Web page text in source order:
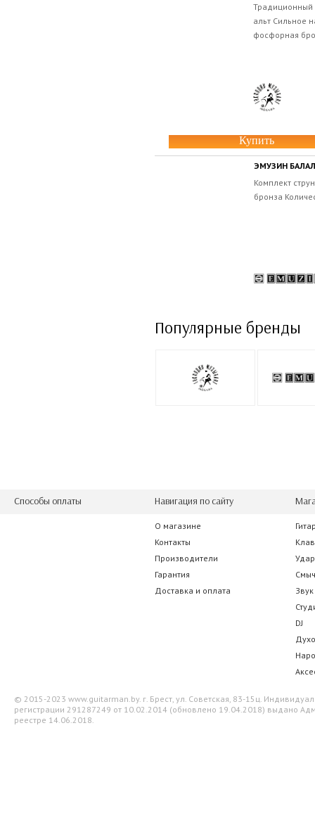
Традиционный
альт Сильное
фосфорная
Купить
ЭМУЗИН
Комплект
бронза
Популярные бренды
Способы оплаты Навигация по сайту
О магазине
Контакты
Производители
Гарантия
Доставка и оплата
Звук
DJ
© 2015-2023 www.guitarman.by. г. Брест, ул. Советская, 83-15ц.
регистрации 291287249 от 10.02.2014 (обновлено 19.04.2018) выдано
реестре 14.06.2018.